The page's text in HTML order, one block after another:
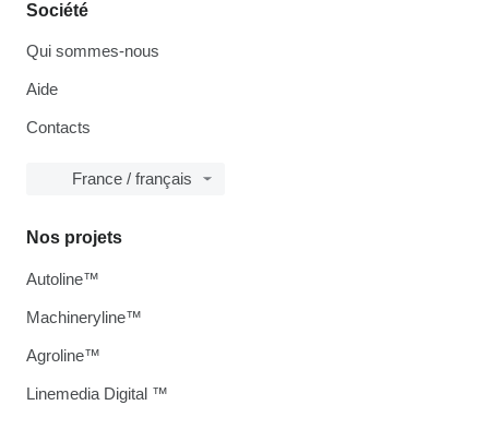
Société
Qui sommes-nous
Aide
Contacts
France / français
Nos projets
Autoline™
Machineryline™
Agroline™
Linemedia Digital ™